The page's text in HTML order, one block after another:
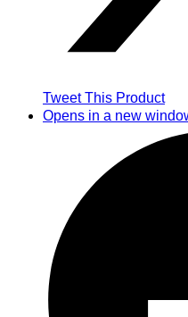
Tweet This Product
Opens in a new